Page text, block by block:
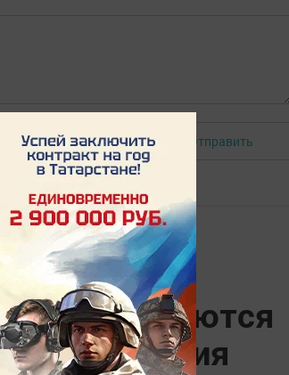
Авторизоваться Отправить
откроются
пребывания